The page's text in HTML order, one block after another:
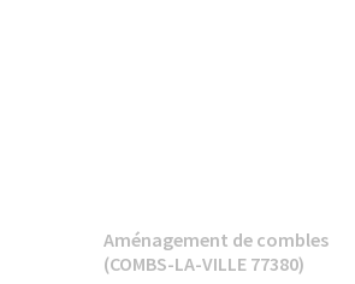
Aménagement de combles
(COMBS-LA-VILLE 77380)